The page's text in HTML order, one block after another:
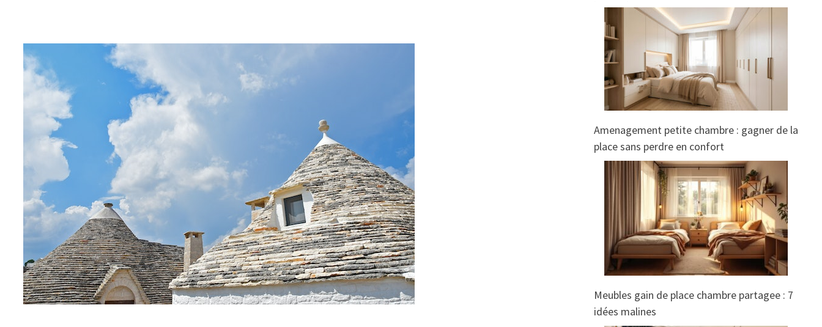
Amenagement petite chambre : gagner de la
place sans perdre en confort
Meubles gain de place chambre partagee : 7
idées malines